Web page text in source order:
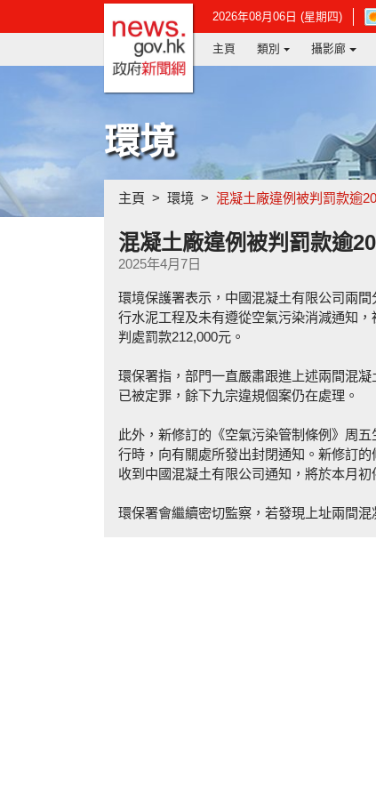
2026年08月06日 (星期四)
在
新
窗
結
-
香
港
天
台
網
政府新聞網主頁
主頁 類別 攝影廊
環境
主頁 環境 混凝土廠違例被判罰款逾
混凝土廠違例被判罰款逾
2025年4月7日
環境保護署表示，中國混凝土有限公司兩
行水泥工程及未有遵從空氣污染消減通知
判處罰款212,000元。
環保署指，部門一直嚴肅跟進上述兩間混
已被定罪，餘下九宗違規個案仍在處理。
此外，新修訂的《空氣污染管制條例》周
行時，向有關處所發出封閉通知。新修訂
收到中國混凝土有限公司通知，將於本月初
環保署會繼續密切監察，若發現上址兩間